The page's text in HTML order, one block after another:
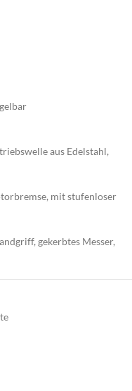
aus Edelstahl,
mit stufenloser
gekerbtes Messer,